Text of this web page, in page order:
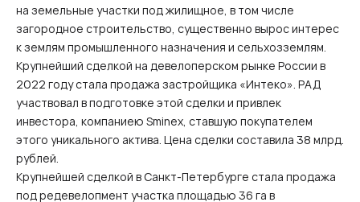
на земельные участки под жилищное, в том числе
загородное строительство, существенно вырос интерес
к землям промышленного назначения и сельхозземлям.
Крупнейший сделкой на девелоперском рынке России в
2022 году стала продажа застройщика «Интеко». РАД
участвовал в подготовке этой сделки и привлек
инвестора, компаниею Sminex, ставшую покупателем
этого уникального актива. Цена сделки составила 38 млрд.
рублей.
Крупнейшей сделкой в Санкт-Петербурге стала продажа
под редевелопмент участка площадью 36 га в